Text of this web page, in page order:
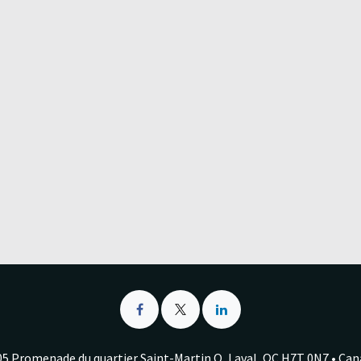
Promenade du quartier Saint-Martin O, Laval, QC H7T 0N7 •